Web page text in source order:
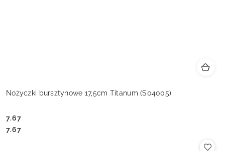
Nożyczki bursztynowe 17,5cm Titanum (S04005)
Cena:
7.67
Cena:
7.67